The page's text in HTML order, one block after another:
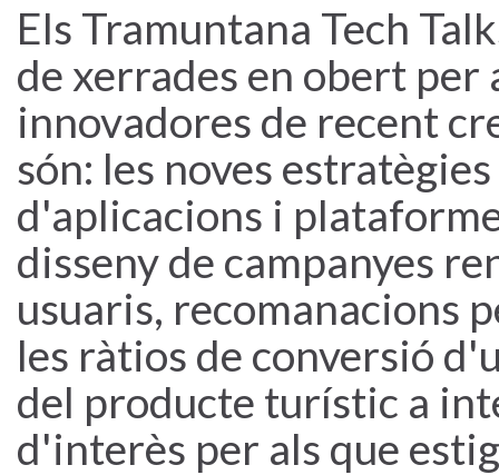
Els Tramuntana Tech
de xerrades en obert per
innovadores de recent
són: les noves
d'aplicacions i
disseny de campanyes
usuaris, recomanacions
les ràtios de conversió
del producte turístic a
d'interès per als que